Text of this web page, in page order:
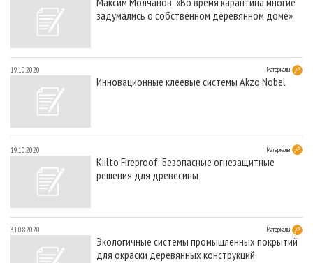
задумались о собственном деревянном доме»
19.10.2020 Материалы
Инновационные клеевые системы Akzo Nobel
19.10.2020 Материалы
Kiilto Fireproof: Безопасные огнезащитные
решения для древесины
31.08.2020 Материалы
Экологичные системы промышленных покрытий
для окраски деревянных конструкций